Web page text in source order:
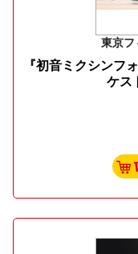
東京フ
『初音ミクシンフ
ケス